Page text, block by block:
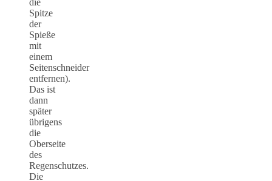
die
Spitze
der
Spieße
mit
einem
Seitenschneider
entfernen).
Das ist
dann
später
übrigens
die
Oberseite
des
Regenschutzes.
Die